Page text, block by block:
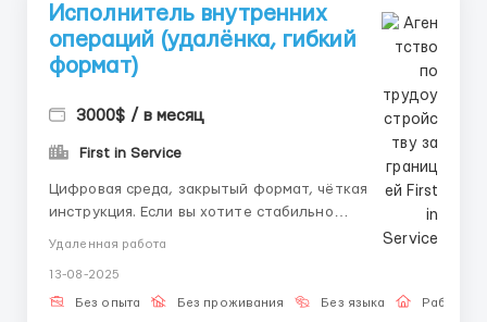
Исполнитель внутренних
операций (удалёнка, гибкий
формат)
3000$ / в месяц
First in Service
Цифровая среда, закрытый формат, чёткая
инструкция. Если вы хотите стабильно
зарабатывать из любой точки и при этом сохранить
Всё, что нужно — это следовать сценарию и
фиксировать результат. 📌 Внутри процесса: –
Удаленная работа
13-08-2025
Без опыта Без проживания Без языка Работа